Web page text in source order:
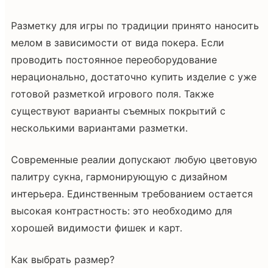
Разметку для игры по традиции принято наносить
мелом в зависимости от вида покера. Если
проводить постоянное переоборудование
нерационально, достаточно купить изделие с уже
готовой разметкой игрового поля. Также
существуют варианты съемных покрытий с
несколькими вариантами разметки.
Современные реалии допускают любую цветовую
палитру сукна, гармонирующую с дизайном
интерьера. Единственным требованием остается
высокая контрастность: это необходимо для
хорошей видимости фишек и карт.
Как выбрать размер?